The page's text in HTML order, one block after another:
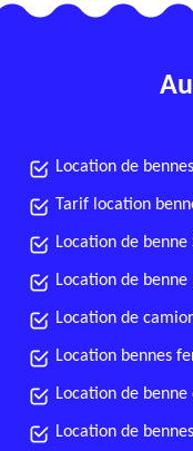
Location de
Tarif location
Location de
Location de
Location de
Location bennes
Location de
Location de